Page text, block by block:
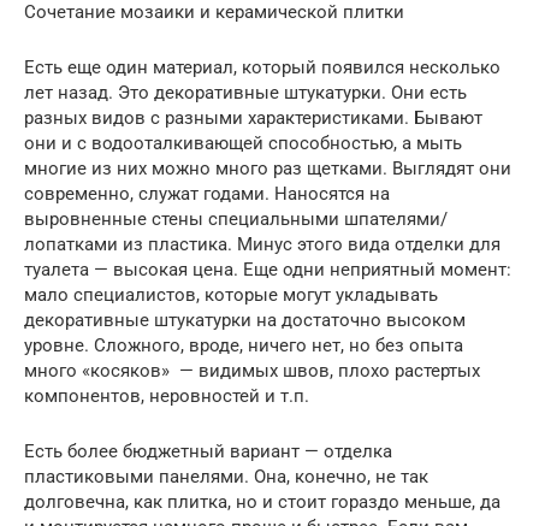
Сочетание мозаики и керамической плитки
Есть еще один материал, который появился несколько
лет назад. Это декоративные штукатурки. Они есть
разных видов с разными характеристиками. Бывают
они и с водооталкивающей способностью, а мыть
многие из них можно много раз щетками. Выглядят они
современно, служат годами. Наносятся на
выровненные стены специальными шпателями/
лопатками из пластика. Минус этого вида отделки для
туалета — высокая цена. Еще одни неприятный момент:
мало специалистов, которые могут укладывать
декоративные штукатурки на достаточно высоком
уровне. Сложного, вроде, ничего нет, но без опыта
много «косяков» — видимых швов, плохо растертых
компонентов, неровностей и т.п.
Есть более бюджетный вариант — отделка
пластиковыми панелями. Она, конечно, не так
долговечна, как плитка, но и стоит гораздо меньше, да